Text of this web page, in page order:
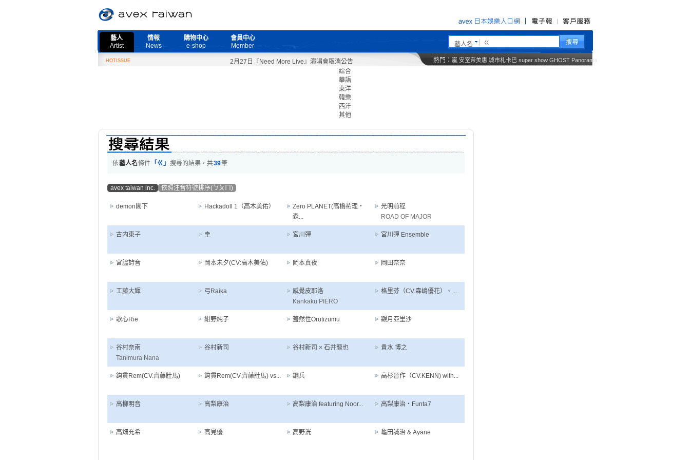
藝人
Artist
情報
News
購物中心
e-shop
會員中心
Member
藝人名
HOTISSUE 2月27日『Need More Live』演唱會取消公告 熱門： 嵐 安室奈美惠 城市札卡巴 super show GHOST Panorama
綜合
華語
東洋
韓樂
西洋
其他
依藝人名條件 「ㄍ」 搜尋的結果，共39筆
avex taiwan inc. 依照注音符號排序(ㄅㄆㄇ)
demon閣下 Hackadoll 1（高木美佑）
Zero PLANET(高橋祐理・
森...
光明前程
ROAD OF MAJOR
古内東子 圭 宮川彈 宮川彈 Ensemble
宮脇詩音 岡本未夕(CV:高木美佑) 岡本真夜 岡田奈奈
工藤大輝 弓Raika
感覺皮耶洛
Kankaku PIERO
格里芬（CV.森嶋優花）、...
歌心Rie 紺野純子 蓋然性Orutizumu 觀月亞里沙
谷村奈南
Tanimura Nana
谷村新司 谷村新司 × 石井龍也 貴水 博之
鉤貫Rem(CV.齊藤壯馬) 鉤貫Rem(CV.齊藤壯馬) vs... 鋼兵 高杉晉作（CV.KENN) with...
高柳明音 高梨康治 高梨康治 featuring Noor... 高梨康治・Funta7
高畑充希 高見優 高野洸 龜田誠治 & Ayane